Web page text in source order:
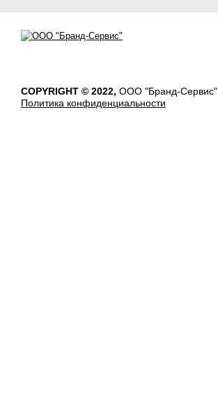
COPYRIGHT © 2022, ООО "Бранд-Сервис"
Политика конфиденциальности